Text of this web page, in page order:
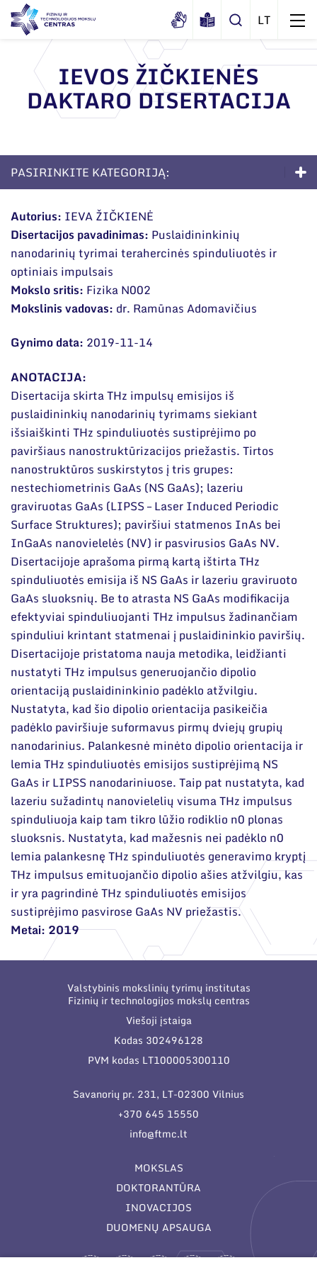
Apie mus
Dokumentai
Sertifikatai ir akreditavimo pažymėjimai
Viešieji pirkimai
Korupcijos prevencija
Duomenų apsauga
Darbuotojams
Nuorodos
Narystė nacionalinėse ir tarptautinėse
Administracija
Administraciniai skyriai
Moksliniai skyriai
Mokslo taryba
Tarptautinė patarėjų taryba
Mokslininkai emeritai
Naujienos
Renginiai
Tinklalaidės
Leidiniai
Bendri rekvizitai
Administracija
Darbuotojų kontaktai
IEVOS ŽIČKIENĖS
DAKTARO DISERTACIJA
PASIRINKITE KATEGORIJĄ:
Apie studijas
Priėmimas į doktorantūrą
Gyvenimas doktorantūroje
Dokumentai
Autorius: IEVA ŽIČKIENĖ
Disertacijos pavadinimas: Puslaidininkinių
nanodarinių tyrimai terahercinės spinduliuotės ir
optiniais impulsais
Mokslo sritis: Fizika N002
Mokslinis vadovas: dr. Ramūnas Adomavičius
Gynimo data: 2019-11-14
ANOTACIJA:
Disertacija skirta THz impulsų emisijos iš
puslaidininkių nanodarinių tyrimams siekiant
išsiaiškinti THz spinduliuotės sustiprėjimo po
paviršiaus nanostruktūrizacijos priežastis. Tirtos
nanostruktūros suskirstytos į tris grupes:
nestechiometrinis GaAs (NS GaAs); lazeriu
graviruotas GaAs (LIPSS – Laser Induced Periodic
Surface Struktures); paviršiui statmenos InAs bei
InGaAs nanovielelės (NV) ir pasvirusios GaAs NV.
Disertacijoje aprašoma pirmą kartą ištirta THz
spinduliuotės emisija iš NS GaAs ir lazeriu graviruoto
GaAs sluoksnių. Be to atrasta NS GaAs modifikacija
efektyviai spinduliuojanti THz impulsus žadinančiam
spinduliui krintant statmenai į puslaidininkio paviršių.
Disertacijoje pristatoma nauja metodika, leidžianti
nustatyti THz impulsus generuojančio dipolio
orientaciją puslaidininkinio padėklo atžvilgiu.
Nustatyta, kad šio dipolio orientacija pasikeičia
padėklo paviršiuje suformavus pirmų dviejų grupių
nanodarinius. Palankesnė minėto dipolio orientacija ir
lemia THz spinduliuotės emisijos sustiprėjimą NS
GaAs ir LIPSS nanodariniuose. Taip pat nustatyta, kad
lazeriu sužadintų nanovielelių visuma THz impulsus
spinduliuoja kaip tam tikro lūžio rodiklio n0 plonas
sluoksnis. Nustatyta, kad mažesnis nei padėklo n0
lemia palankesnę THz spinduliuotės generavimo kryptį
THz impulsus emituojančio dipolio ašies atžvilgiu, kas
ir yra pagrindinė THz spinduliuotės emisijos
sustiprėjimo pasvirose GaAs NV priežastis.
Metai: 2019
Valstybinis mokslinių tyrimų institutas
Fizinių ir technologijos mokslų centras
Viešoji įstaiga
Kodas 302496128
PVM kodas LT100005300110
Savanorių pr. 231, LT-02300 Vilnius
+370 645 15550
info@ftmc.lt
MOKSLAS
DOKTORANTŪRA
INOVACIJOS
DUOMENŲ APSAUGA